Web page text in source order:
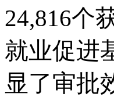
24,816个
就业促进
显了审批